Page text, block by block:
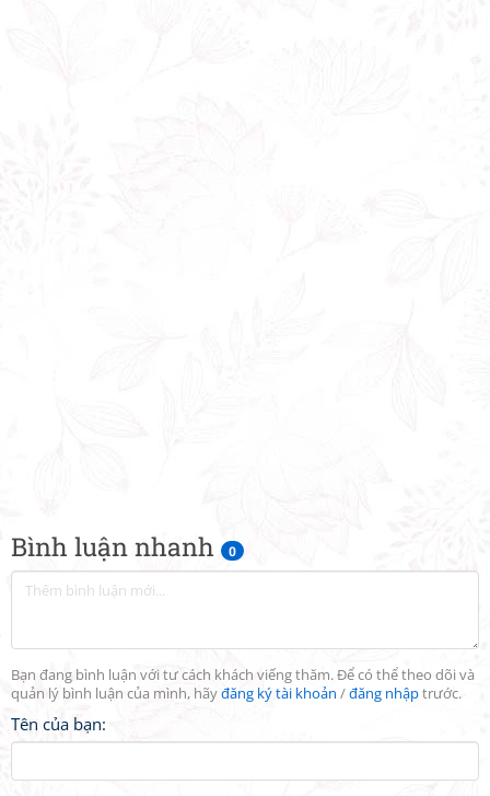
Bình luận nhanh 0
Bạn đang bình luận với tư cách khách viếng thăm. Để có thể theo dõi và
quản lý bình luận của mình, hãyđăng ký tài khoản /đăng nhậptrước.
Tên của bạn: